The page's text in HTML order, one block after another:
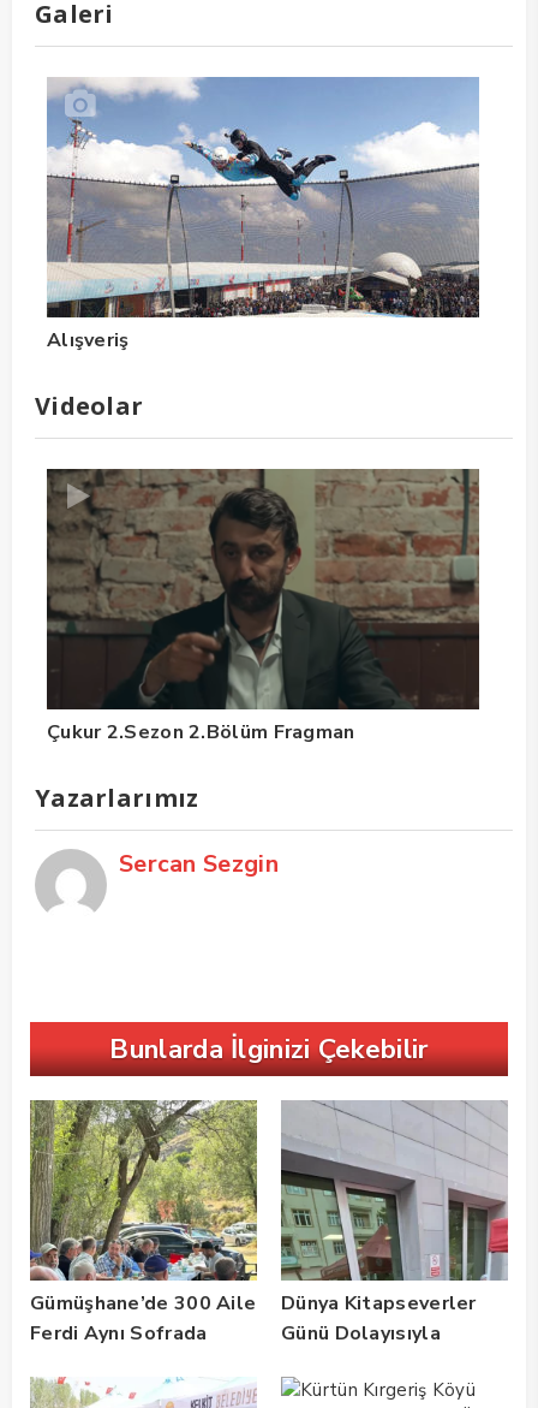
Galeri
Alışveriş
Videolar
Çukur 2.Sezon 2.Bölüm Fragman
Yazarlarımız
Sercan Sezgin
Bunlarda İlginizi Çekebilir
Gümüşhane’de 300 Aile
Ferdi Aynı Sofrada
Dünya Kitapseverler
Günü Dolayısıyla
Buluşması